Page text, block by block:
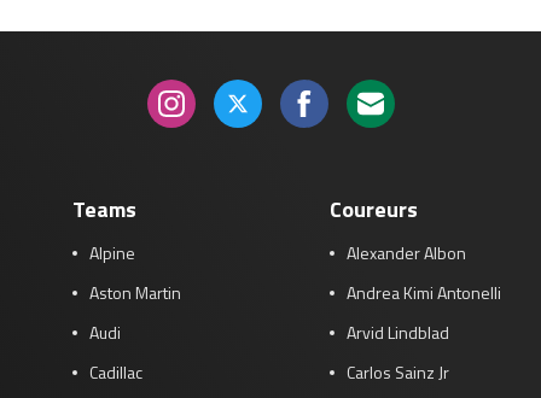
Teams
Alpine
Aston Martin
Audi
Cadillac
Coureurs
Alexander Albon
Andrea Kimi Antonelli
Arvid Lindblad
Carlos Sainz Jr